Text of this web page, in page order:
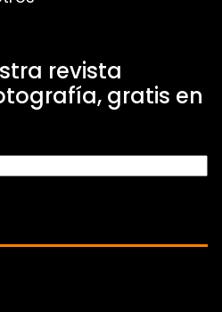
revista
gratis en